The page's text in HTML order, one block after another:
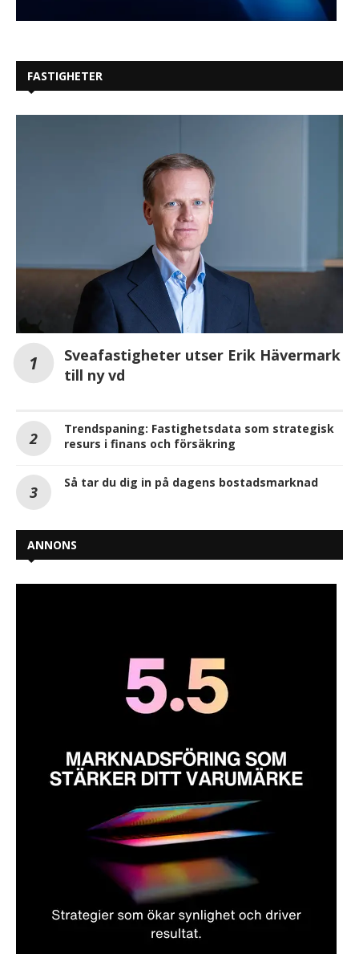
FASTIGHETER
Sveafastigheter utser Erik Hävermark
till ny vd
Trendspaning: Fastighetsdata som strategisk
resurs i finans och försäkring
Så tar du dig in på dagens bostadsmarknad
ANNONS